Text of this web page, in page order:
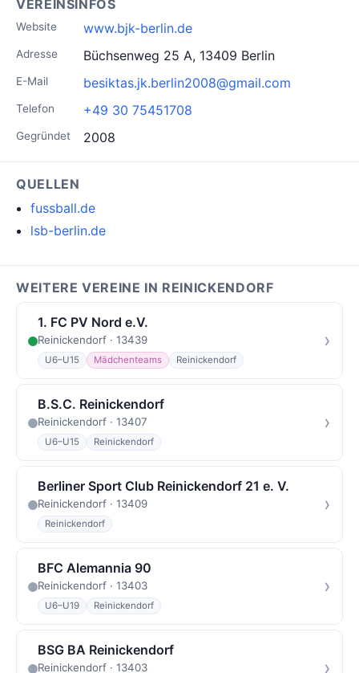
VEREINSINFOS
Website www.bjk-berlin.de
Adresse Büchsenweg 25 A, 13409 Berlin
E-Mail besiktas.jk.berlin2008@gmail.com
Telefon +49 30 75451708
Gegründet 2008
QUELLEN
fussball.de
lsb-berlin.de
WEITERE VEREINE IN REINICKENDORF
1. FC PV Nord e.V.
Reinickendorf · 13439
U6–U15 Mädchenteams Reinickendorf
›
B.S.C. Reinickendorf
Reinickendorf · 13407
U6–U15 Reinickendorf
›
Berliner Sport Club Reinickendorf 21 e. V.
Reinickendorf · 13409
Reinickendorf
›
BFC Alemannia 90
Reinickendorf · 13403
U6–U19 Reinickendorf
›
BSG BA Reinickendorf
Reinickendorf · 13403 ›